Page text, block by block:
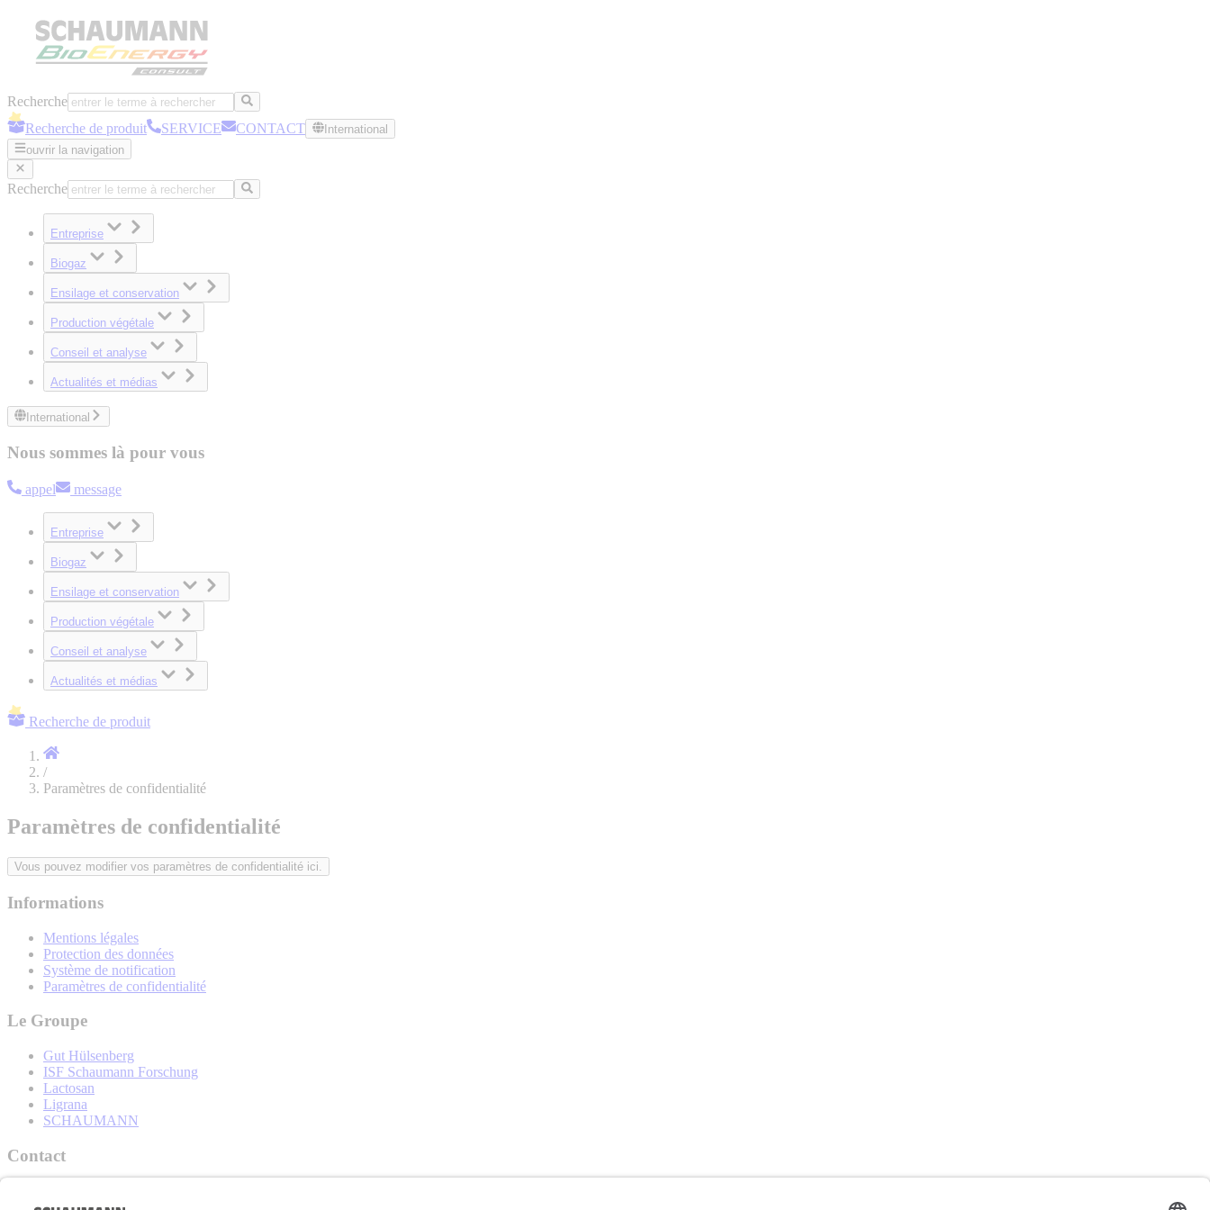
Recherche
Recherche de produit
SERVICE CONTACT
International
ouvrir la navigation
Recherche
Entreprise
Biogaz
Ensilage et conservation
Production végétale
Conseil et analyse
Actualités et médias
International
Nous sommes là pour vous
appel message
Entreprise
Biogaz
Ensilage et conservation
Production végétale
Conseil et analyse
Actualités et médias
Recherche de produit
/
Paramètres de confidentialité
Paramètres de confidentialité
Vous pouvez modifier vos paramètres de confidentialité ici.
Informations
Mentions légales
Protection des données
Système de notification
Paramètres de confidentialité
Le Groupe
Gut Hülsenberg
ISF Schaumann Forschung
Lactosan
Ligrana
SCHAUMANN
Contact
15 Rue Papiau de La Verrie –